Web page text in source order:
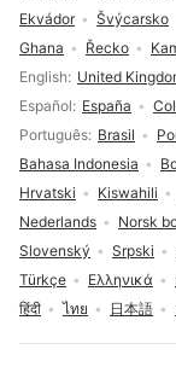
Volba jazyka
English United
Español
España
Português Brasil
Bahasa Indonesia
Hrvatski
Kiswahili
Nederlands
Norsk
Slovenský
Srpski
Türkçe
Ελληνικά
हिंदी
ไทย 日本語
Ekvádor
Švýcarsko
Ghana
Řecko